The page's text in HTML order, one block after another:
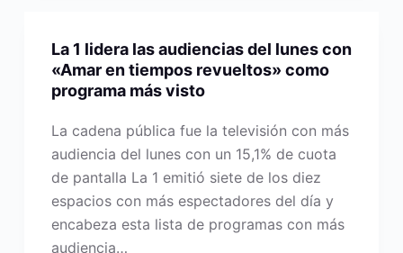
La 1 lidera las audiencias del lunes con
«Amar en tiempos revueltos» como
programa más visto
La cadena pública fue la televisión con más
audiencia del lunes con un 15,1% de cuota
de pantalla La 1 emitió siete de los diez
espacios con más espectadores del día y
encabeza esta lista de programas con más
audiencia…